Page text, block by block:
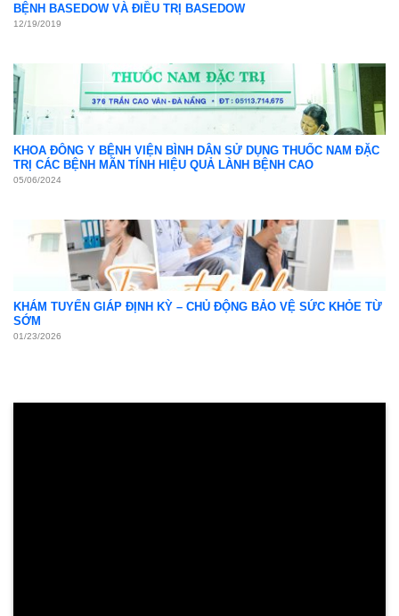
BỆNH BASEDOW VÀ ĐIỀU TRỊ BASEDOW
12/19/2019
KHOA ĐÔNG Y BỆNH VIỆN BÌNH DÂN SỬ DỤNG THUỐC NAM ĐẶC
TRỊ CÁC BỆNH MÃN TÍNH HIỆU QUẢ LÀNH BỆNH CAO
05/06/2024
KHÁM TUYẾN GIÁP ĐỊNH KỲ – CHỦ ĐỘNG BẢO VỆ SỨC KHỎE TỪ
SỚM
01/23/2026